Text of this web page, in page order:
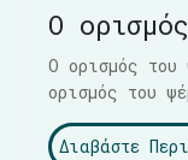
Ο
Ο ορισμός
ορισμός του
Διαβάστε